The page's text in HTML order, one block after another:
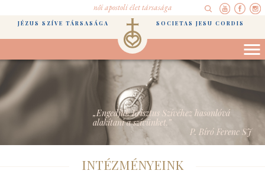
női apostoli élet társasága
JÉZUS SZÍVE TÁRSASÁGA SOCIETAS JESU CORDIS
„Engedjük Krisztus Szívéhez hasonlóvá
alakítani a szívünket.”
P. Bíró Ferenc SJ
INTÉZMÉNYEINK